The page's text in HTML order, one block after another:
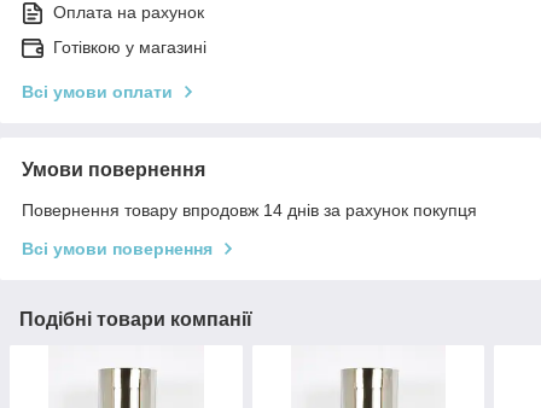
Оплата на рахунок
Готівкою у магазині
Всі умови оплати
Умови повернення
Повернення товару впродовж 14 днів за рахунок покупця
Всі умови повернення
Подібні товари компанії